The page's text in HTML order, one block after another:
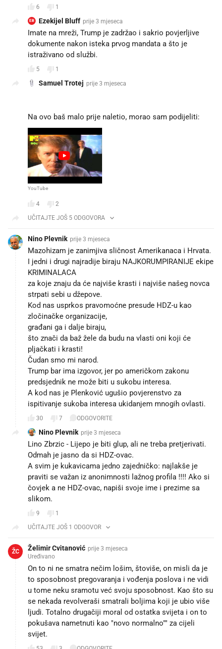
6 1
EB Ezekijel Bluff prije 3 mjeseca
Imate na mreži, Trump je zadržao i sakrio povjerljive
dokumente nakon isteka prvog mandata a što je
istraživano od službi.
5 1
Samuel Trotej prije 3 mjeseca
Na ovo baš malo prije naletio, morao sam podijeliti:
YouTube
4
2
UČITAJTE JOŠ 5 ODGOVORA
Nino Plevnik prije 3 mjeseca
Mazohizam je zanimjiva sličnost Amerikanaca i Hrvata.
I jedni i drugi najradije biraju NAJKORUMPIRANIJE ekipe
KRIMINALACA
za koje znaju da će najviše krasti i najviše našeg novca
strpati sebi u džepove.
Kod nas usprkos pravomoćne presude HDZ-u kao
zločinačke organizacije,
građani ga i dalje biraju,
što znači da baž žele da budu na vlasti oni koji će
pljačkati i krasti!
Čudan smo mi narod.
Trump bar ima izgovor, jer po američkom zakonu
predsjednik ne može biti u sukobu interesa.
A kod nas je Plenković ugušio povjerenstvo za
ispitivanje sukoba interesa ukidanjem mnogih ovlasti.
30 7 ODGOVORITE
Nino Plevnik prije 3 mjeseca
Lino Zbrzic - Lijepo je biti glup, ali ne treba pretjerivati.
Odmah je jasno da si HDZ-ovac.
A svim je kukavicama jedno zajedničko: najlakše je
praviti se važan iz anonimnosti lažnog profila !!!! Ako si
čovjek a ne HDZ-ovac, napiši svoje ime i prezime sa
slikom.
9
1
UČITAJTE JOŠ 1 ODGOVOR
ŽC Želimir Cvitanović prije 3 mjeseca
Uređivano
On to ni ne smatra nečim lošim, štoviše, on misli da je
to sposobnost pregovaranja i vođenja poslova i ne vidi
u tome neku sramotu već svoju sposobnost. Kao što su
se nekada revolveraši smatrali boljima koji je ubio više
ljudi. Totalno drugačiji moral od ostatka svijeta i on to
pokušava nametnuti kao "novo normalno"" za cijeli
svijet.